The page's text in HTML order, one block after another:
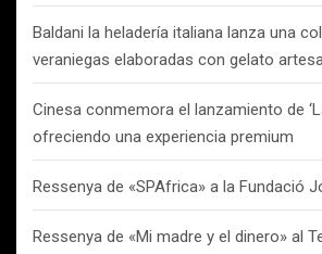
Baldani la heladería italiana lanza una
veraniegas elaboradas con gelato
Cinesa conmemora el lanzamiento de
ofreciendo una experiencia premium
Ressenya de «SPAfrica» a la Fundació
Ressenya de «Mi madre y el dinero» al